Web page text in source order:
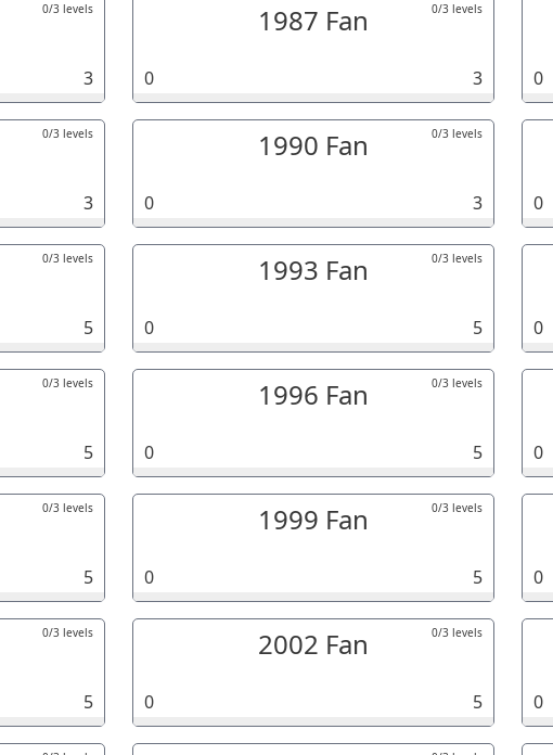
0/3 levels
3
1987 Fan 0/3 levels
0 3 0
0/3 levels
3
1990 Fan 0/3 levels
0 3 0
0/3 levels
5
1993 Fan 0/3 levels
0 5 0
0/3 levels
5
1996 Fan 0/3 levels
0 5 0
0/3 levels
5
1999 Fan 0/3 levels
0 5 0
0/3 levels
5
2002 Fan 0/3 levels
0 5 0